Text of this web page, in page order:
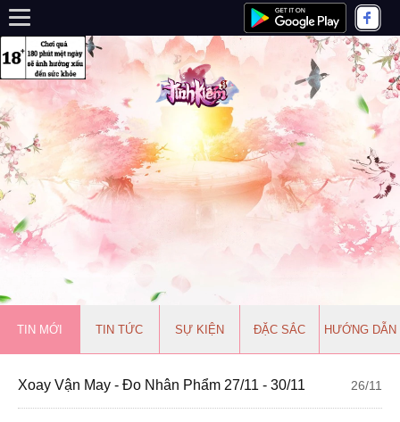
TIN MỚI TIN TỨC SỰ KIỆN ĐẶC SẮC HƯỚNG DẪN
Xoay Vận May - Đo Nhân Phẩm 27/11 - 30/11 26/11